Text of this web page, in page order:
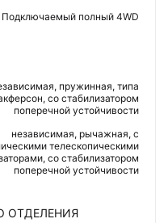
Подключаемый полный 4WD
пружинная, типа
со стабилизатором
поперечной устойчивости
независимая, рычажная, с
телескопическими
со стабилизатором
поперечной устойчивости
ОТДЕЛЕНИЯ